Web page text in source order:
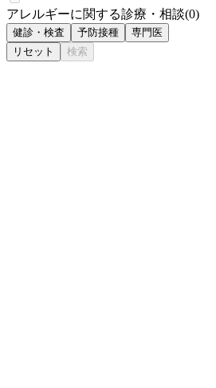
アレルギーに関する診療・相談(0)
健診・検査 予防接種
専門医
リセット
検索